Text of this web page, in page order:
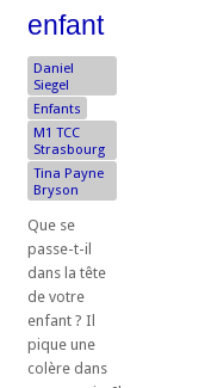
enfant
Daniel
Siegel
Enfants
M1 TCC
Strasbourg
Tina Payne
Bryson
Que se
passe-t-il
dans la tête
de votre
enfant ? Il
pique une
colère dans